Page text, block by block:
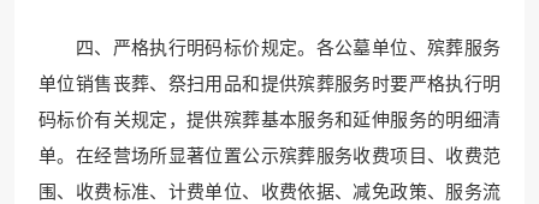
四、严格执行明码标价规定。各公墓单位、殡葬服务
单位销售丧葬、祭扫用品和提供殡葬服务时要严格执行明
码标价有关规定，提供殡葬基本服务和延伸服务的明细清
单。在经营场所显著位置公示殡葬服务收费项目、收费范
围、收费标准、计费单位、收费依据、减免政策、服务流